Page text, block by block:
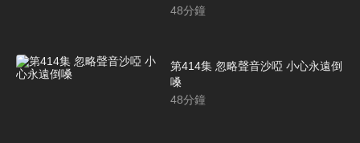
48分鐘
第414集 忽略聲音沙啞 小心永遠倒
嗓
48分鐘